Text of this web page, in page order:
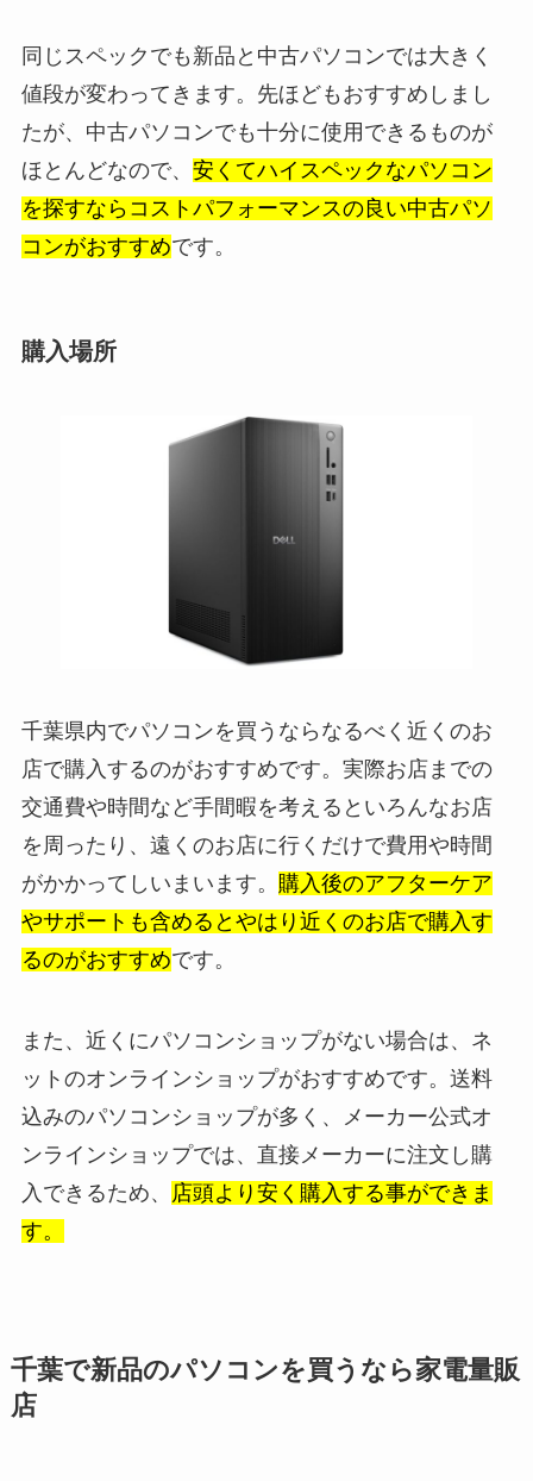
同じスペックでも新品と中古パソコンでは大きく
値段が変わってきます。先ほどもおすすめしまし
たが、中古パソコンでも十分に使用できるものが
ほとんどなので、 安くてハイスペックなパソコン
を探すならコストパフォーマンスの良い中古パソ
コンがおすすめです。
購入場所
千葉県内でパソコンを買うならなるべく近くのお
店で購入するのがおすすめです。実際お店までの
交通費や時間など手間暇を考えるといろんなお店
を周ったり、遠くのお店に行くだけで費用や時間
がかかってしいまいます。 購入後のアフターケア
やサポートも含めるとやはり近くのお店で購入す
るのがおすすめです。
また、近くにパソコンショップがない場合は、ネ
ットのオンラインショップがおすすめです。送料
込みのパソコンショップが多く、メーカー公式オ
ンラインショップでは、直接メーカーに注文し購
入できるため、
店頭より安く購入する事ができま
す。
千葉で新品のパソコンを買うなら家電量販
店